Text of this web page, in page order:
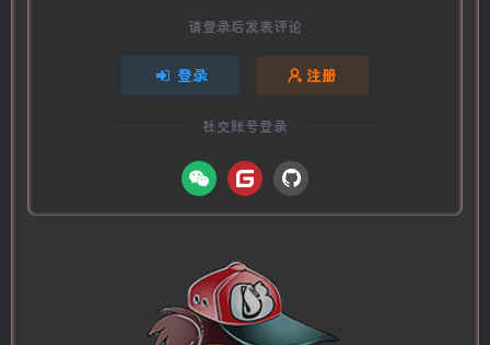
请登录后发表评论
登录 注册
社交账号登录